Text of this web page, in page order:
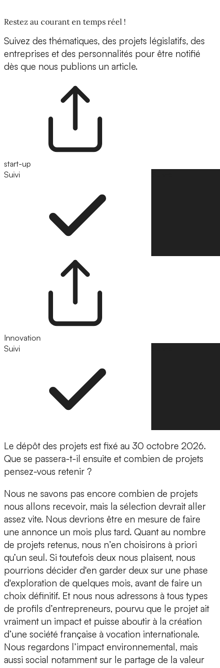
Restez au courant en temps réel !
Suivez des thématiques, des projets législatifs, des
entreprises et des personnalités pour être notifié
dès que nous publions un article.
start-up
Suivi
Innovation
Suivi
Le dépôt des projets est fixé au 30 octobre 2026.
Que se passera-t-il ensuite et combien de projets
pensez-vous retenir ?
Nous ne savons pas encore combien de projets
nous allons recevoir, mais la sélection devrait aller
assez vite. Nous devrions être en mesure de faire
une annonce un mois plus tard. Quant au nombre
de projets retenus, nous n’en choisirons à priori
qu’un seul. Si toutefois deux nous plaisent, nous
pourrions décider d'en garder deux sur une phase
d'exploration de quelques mois, avant de faire un
choix définitif. Et nous nous adressons à tous types
de profils d’entrepreneurs, pourvu que le projet ait
vraiment un impact et puisse aboutir à la création
d’une société française à vocation internationale.
Nous regardons l’impact environnemental, mais
aussi social notamment sur le partage de la valeur